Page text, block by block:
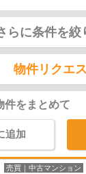
らに条件を絞
物件リクエ
件をまとめて
追加
売買｜中古マンション